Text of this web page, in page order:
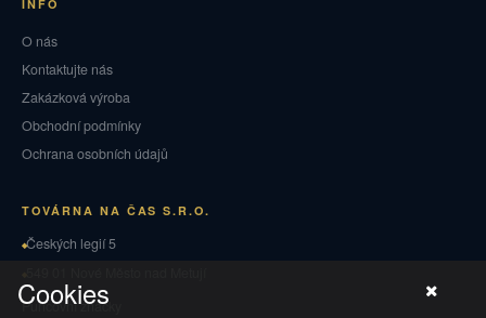
INFO
O nás
Kontaktujte nás
Zakázková výroba
Obchodní podmínky
Ochrana osobních údajů
TOVÁRNA NA ČAS S.R.O.
Českých legií 5
Puncovní značky
Cookies